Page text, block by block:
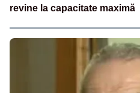
revine la capacitate maximă